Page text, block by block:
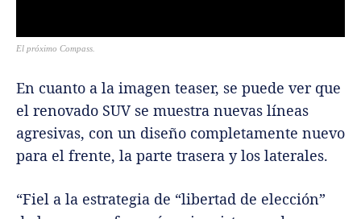
El próximo Compass.
En cuanto a la imagen teaser, se puede ver que
el renovado SUV se muestra nuevas líneas
agresivas, con un diseño completamente nuevo
para el frente, la parte trasera y los laterales.
“Fiel a la estrategia de “libertad de elección”